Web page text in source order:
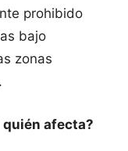
prohibido
bajo
zonas
quién afecta?